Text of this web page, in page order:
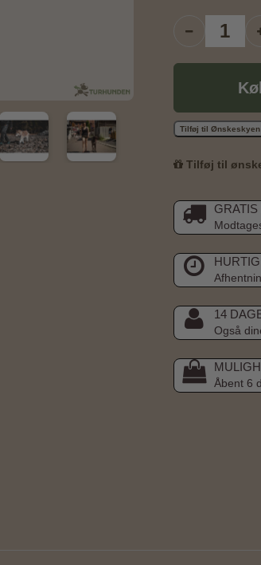
Tilføj til Ønskeskyen
Tilføj til
14
Også
Åbent 6